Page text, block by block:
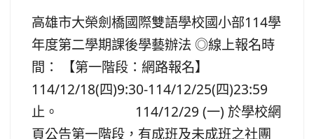
高雄市大榮劍橋國際雙語學校國小部114學
年度第二學期課後學藝辦法 ◎線上報名時
間： 【第一階段：網路報名】
114/12/18(四)9:30-114/12/25(四)23:59
止。 114/12/29 (一) 於學校網
頁公告第一階段，有成班及未成班之社團